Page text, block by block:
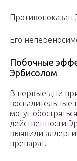
Противопоказан
Его
Побочные
Эрбисолом
В первые дни
воспалительные
могут
действенности
выявили
препарат.